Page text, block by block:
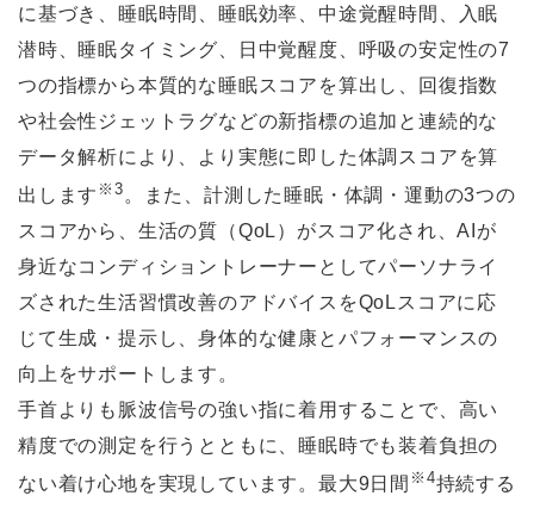
に基づき、睡眠時間、睡眠効率、中途覚醒時間、入眠
潜時、睡眠タイミング、日中覚醒度、呼吸の安定性の7
つの指標から本質的な睡眠スコアを算出し、回復指数
や社会性ジェットラグなどの新指標の追加と連続的な
データ解析により、より実態に即した体調スコアを算
出します ※3 。また、計測した睡眠・体調・運動の3つの
スコアから、生活の質（QoL）がスコア化され、AIが
身近なコンディショントレーナーとしてパーソナライ
ズされた生活習慣改善のアドバイスをQoLスコアに応
じて生成・提示し、身体的な健康とパフォーマンスの
向上をサポートします。
手首よりも脈波信号の強い指に着用することで、高い
精度での測定を行うとともに、睡眠時でも装着負担の
ない着け心地を実現しています。最大9日間 ※4持続する